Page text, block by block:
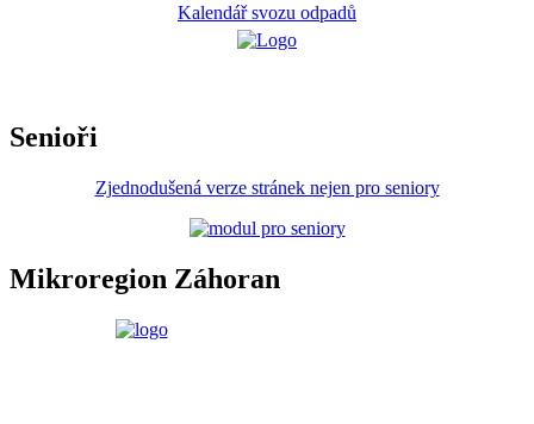
Kalendář svozu odpadů
Senioři
Zjednodušená verze stránek nejen pro seniory
Mikroregion Záhoran